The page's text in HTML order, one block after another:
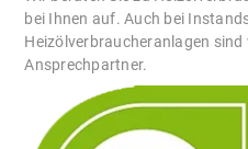
bei Ihnen auf. Auch bei
Heizölverbraucheranlagen sind
Ansprechpartner.